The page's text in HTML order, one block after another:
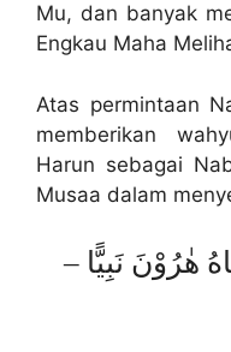
Mu, dan banyak
Engkau Maha
Atas permintaan
memberikan
Harun sebagai
Musaa dalam
هٰرُوْنَ نَبِيًّا –